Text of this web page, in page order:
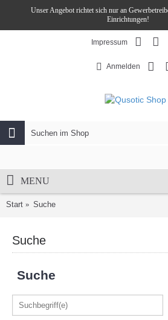
Unser Angebot richtet sich nur an
Einrichtungen!
Impressum
Anmelden
MENU
Start Suche
Suche
Suche